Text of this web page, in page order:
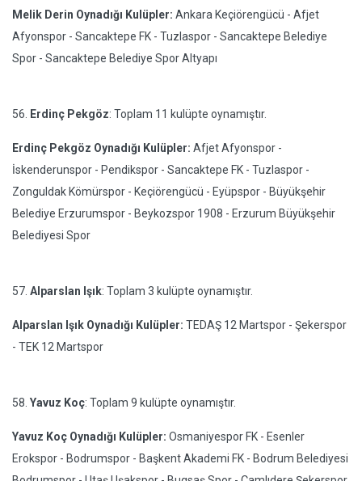
Melik Derin Oynadığı Kulüpler: Ankara Keçiörengücü - Afjet
Afyonspor - Sancaktepe FK - Tuzlaspor - Sancaktepe Belediye
Spor - Sancaktepe Belediye Spor Altyapı
56. Erdinç Pekgöz: Toplam 11 kulüpte oynamıştır.
Erdinç Pekgöz Oynadığı Kulüpler: Afjet Afyonspor -
İskenderunspor - Pendikspor - Sancaktepe FK - Tuzlaspor -
Zonguldak Kömürspor - Keçiörengücü - Eyüpspor - Büyükşehir
Belediye Erzurumspor - Beykozspor 1908 - Erzurum Büyükşehir
Belediyesi Spor
57. Alparslan Işık: Toplam 3 kulüpte oynamıştır.
Alparslan Işık Oynadığı Kulüpler: TEDAŞ 12 Martspor - Şekerspor
- TEK 12 Martspor
58. Yavuz Koç: Toplam 9 kulüpte oynamıştır.
Yavuz Koç Oynadığı Kulüpler: Osmaniyespor FK - Esenler
Erokspor - Bodrumspor - Başkent Akademi FK - Bodrum Belediyesi